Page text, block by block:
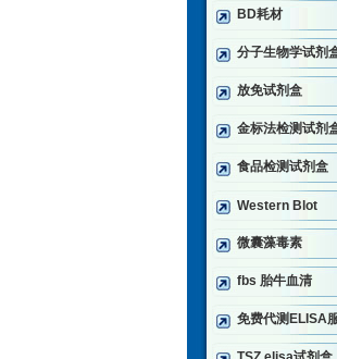
BD耗材
分子生物学试剂
放免试剂盒
金标法检测试剂
食品检测试剂盒
Western Blot
微囊藻毒素
fbs 胎牛血清
免费代测ELISA